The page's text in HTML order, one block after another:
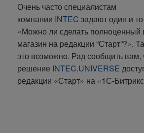
Очень часто специалистам
компании INTEC задают один и
«Можно ли сделать полноценный
магазин на редакции “Старт”?».
это возможно. Рад сообщить вам,
решение INTEC.UNIVERSE
редакции «Старт» на «1С-